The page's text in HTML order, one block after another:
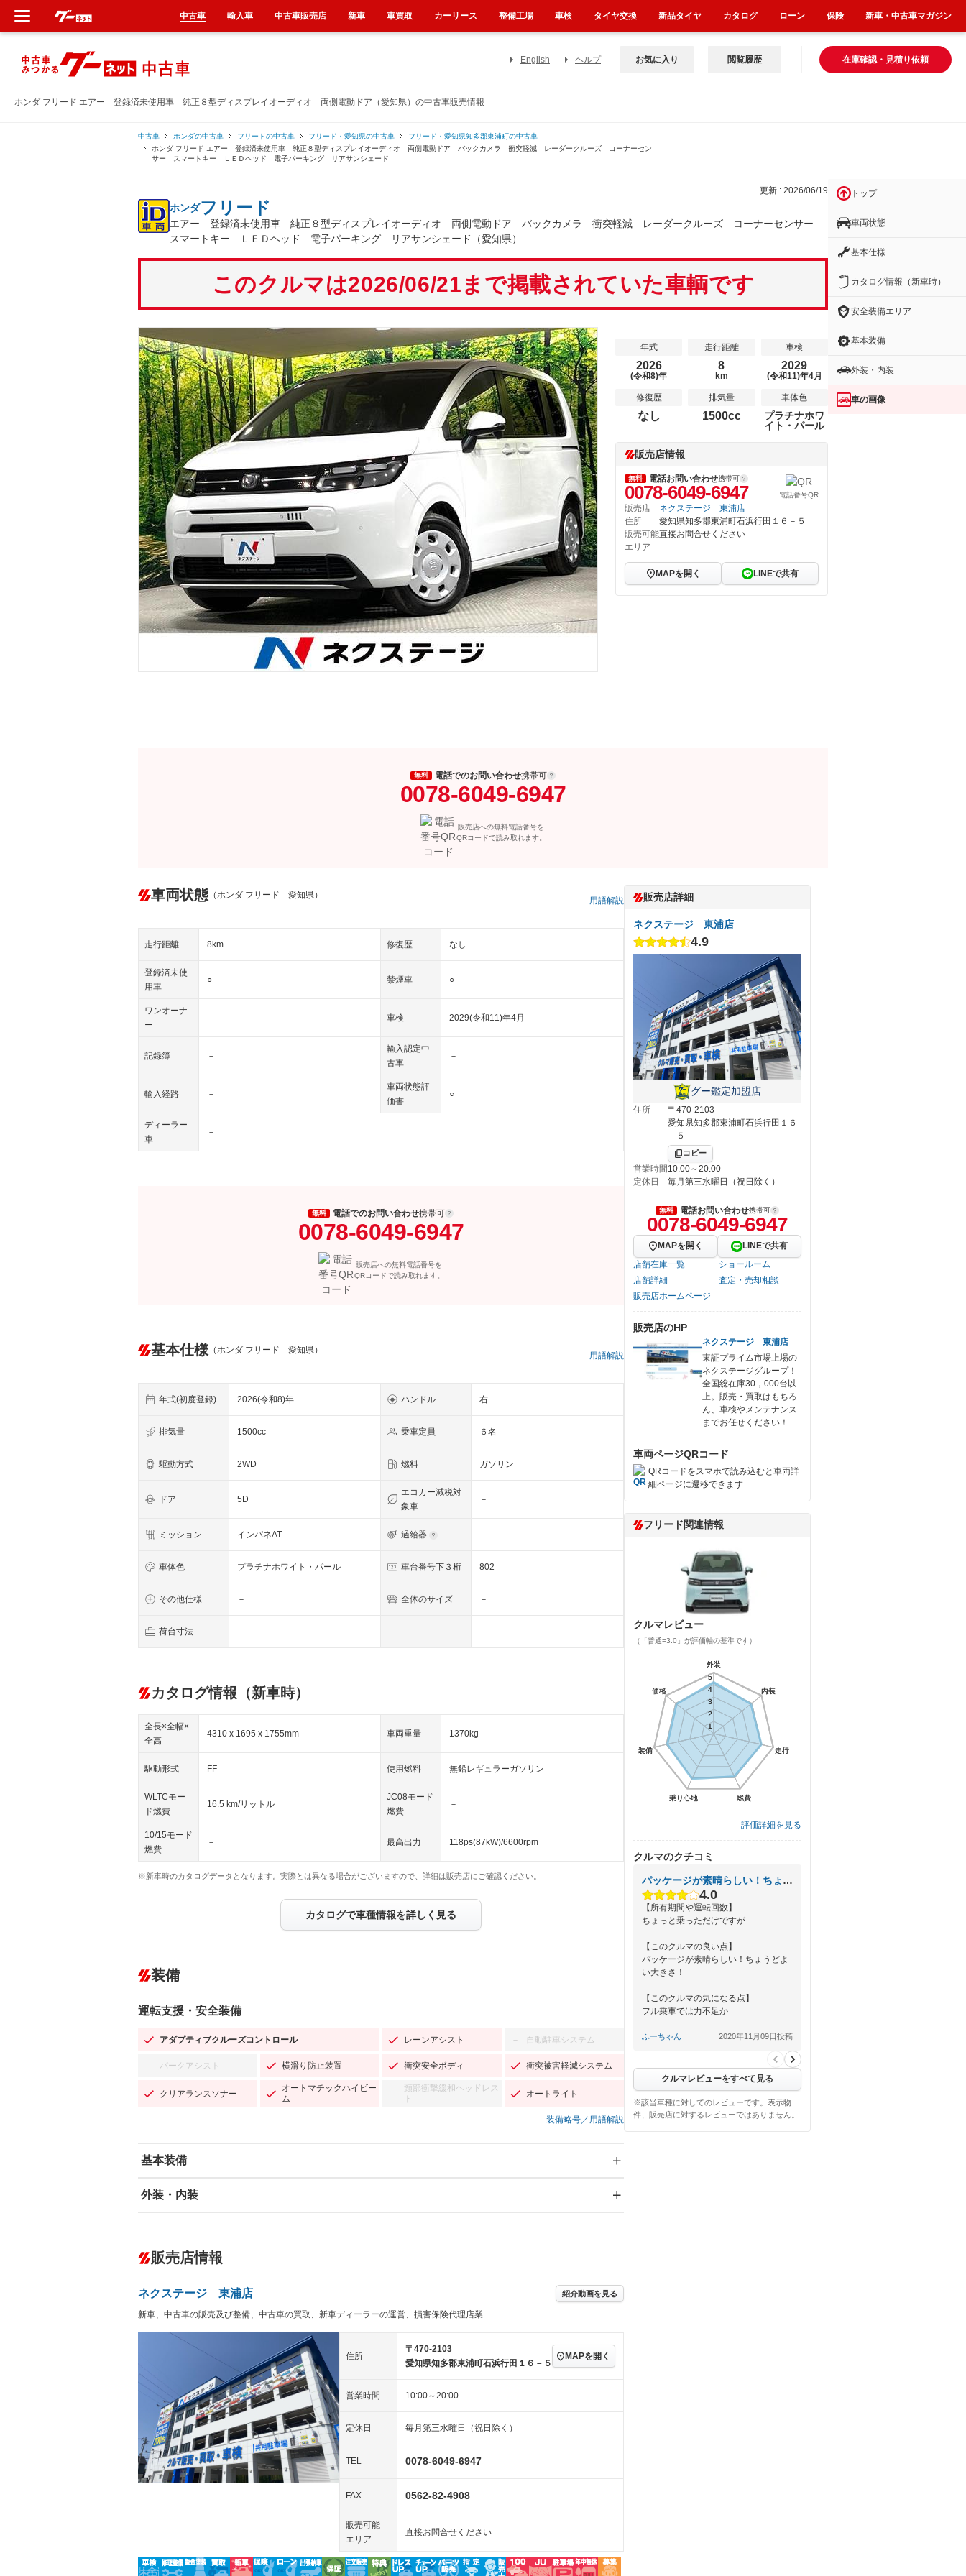
ホンダ フリード エアー 登録済未使用車 純正８型ディスプレイオーディオ 両側電動ドア（愛知県）の中古車販売情報
English ヘルプ 在庫確認・見積り依頼
お気に入り 閲覧履歴
中古車 ホンダの中古車 フリードの中古車 フリード・愛知県の中古車
フリード・愛知県知多郡東浦町の中古車
ホンダ フリード エアー 登録済未使用車 純正８型ディスプレイオーディオ 両側電動ドア バックカメラ 衝突軽減 レーダークルーズ コーナーセン
サー スマートキー ＬＥＤヘッド 電子パーキング リアサンシェード
更新 : 2026/06/19
ホンダフリード
エアー 登録済未使用車 純正８型ディスプレイオーディオ 両側電動ドア バックカメラ 衝突軽減 レーダークルーズ コーナーセンサー
スマートキー ＬＥＤヘッド 電子パーキング リアサンシェード（愛知県）
このクルマは2026/06/21まで掲載されていた車輌です
年式
2026
(令和8)年
走行距離
8
km
車検
2029
(令和11)年4月
修復歴
なし
排気量
1500cc
車体色
プラチナホワ
イト・パール
販売店情報
無料 電話お問い合わせ携帯可
0078-6049-6947 電話番号QR
販売店
ネクステージ 東浦店
住所
愛知県知多郡東浦町石浜行田１６－５
販売可能
エリア
直接お問合せください
MAPを開く LINEで共有
無料 電話でのお問い合わせ携帯可
0078-6049-6947
販売店への無料電話番号を
QRコードで読み取れます。
車両状態 （ホンダ フリード 愛知県）
用語解説
走行距離 8km 修復歴 なし
登録済未使
用車
○ 禁煙車 ○
ワンオーナ
ー
－ 車検 2029(令和11)年4月
記録簿 －
輸入認定中
古車
－
輸入経路 －
車両状態評
価書
○
ディーラー
車
－
無料 電話でのお問い合わせ携帯可
0078-6049-6947
販売店への無料電話番号を
QRコードで読み取れます。
基本仕様 （ホンダ フリード 愛知県）
用語解説
年式(初度登録) 2026(令和8)年 ハンドル 右
排気量 1500cc 乗車定員 ６名
駆動方式 2WD 燃料 ガソリン
ドア 5D
エコカー減税対
象車
－
ミッション インパネAT 過給器 －
車体色 プラチナホワイト・パール 車台番号下３桁 802
その他仕様 － 全体のサイズ －
荷台寸法 －
カタログ情報（新車時）
全長×全幅×
全高
4310 x 1695 x 1755mm 車両重量 1370kg
駆動形式 FF 使用燃料 無鉛レギュラーガソリン
WLTCモー
ド燃費
16.5 km/リットル
JC08モード
燃費
－
10/15モード
燃費
－ 最高出力 118ps(87kW)/6600rpm
※新車時のカタログデータとなります。実際とは異なる場合がございますので、詳細は販売店にご確認ください。
カタログで車種情報を詳しく見る
装備
運転支援・安全装備
アダプティブクルーズコントロール レーンアシスト － 自動駐車システム
－ パークアシスト 横滑り防止装置 衝突安全ボディ 衝突被害軽減システム
クリアランスソナー
オートマチックハイビー
ム
－
頸部衝撃緩和ヘッドレス
ト
オートライト
装備略号／用語解説
基本装備
エアバッグ：運転席/助手席/サイド
－ ダウンヒルアシストコントロール
Bluetooth接続 センターデフロック
装備略号／用語解説
外装・内装
オーディオ：ミュージックプレイヤー接続可
－
ー
キーレス
LEDヘッドランプ － HID(キセノンライト) － ポータブルナビ
ETC エアロ
－ パワーシート 3列シート － ベンチシート
フルフラットシート － チップアップシート オットマン
シートヒーター － ウォークスルー
－ フロントカメラ － シートエアコン
－ ルーフレール － エアサスペンション
販売店情報
ネクステージ 東浦店 紹介動画を見る
新車、中古車の販売及び整備、中古車の買取、新車ディーラーの運営、損害保険代理店業
住所
〒470-2103
愛知県知多郡東浦町石浜行田１６－５
MAPを開く
営業時間 10:00～20:00
定休日 毎月第三水曜日（祝日除く）
TEL 0078-6049-6947
FAX 0562-82-4908
販売可能
エリア
直接お問合せください
販売店詳細
ネクステージ 東浦店
4.9
グー鑑定加盟店
住所
〒470-2103
愛知県知多郡東浦町石浜行田１６
－５
コピー
営業時間10:00～20:00
定休日
毎月第三水曜日（祝日除く）
無料 電話お問い合わせ携帯可
0078-6049-6947
MAPを開く
LINEで共有
店舗在庫一覧
ショールーム
店舗詳細
査定・売却相談
販売店ホームページ
販売店のHP
ネクステージ 東浦店
東証プライム市場上場の
ネクステージグループ！
全国総在庫30，000台以
上。販売・買取はもちろ
ん、車検やメンテナンス
までお任せください！
車両ページQRコード
QRコードをスマホで読み込むと車両詳
細ページに遷移できます
フリード関連情報
クルマレビュー
（「普通=3.0」が評価軸の基準です）
外装
内装
走行
燃費
乗り心地
装備
価格
1
2
3
4
5
外装
内装
走行
燃費
乗り心地
装備
価格
1
2
3
4
5
評価詳細を見る
クルマのクチコミ
パッケージが素晴らしい！ちょうどよい大きさ！
4.0
【所有期間や運転回数】
ちょっと乗っただけですが
【このクルマの良い点】
パッケージが素晴らしい！ちょうどよ
い大きさ！
【このクルマの気になる点】
フル乗車では力不足か
【総合評価】
ふーちゃん 2020年11月09日投稿
クルマレビューをすべて見る
※該当車種に対してのレビューです。表示物
件、販売店に対するレビューではありません。
トップ
車両状態
基本仕様
カタログ情報（新車時）
安全装備エリア
基本装備
外装・内装
車の画像
中古車 輸入車 中古車販売店 新車 車買取 カーリース 整備工場 車検 タイヤ交換 新品タイヤ カタログ ローン 保険 新車・中古車マガジン
新車
中古車